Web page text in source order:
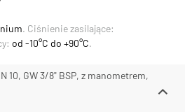
. Ciśnienie zasilające:
od -10°C do +90°C.
10, GW 3/8" BSP, z manometrem,